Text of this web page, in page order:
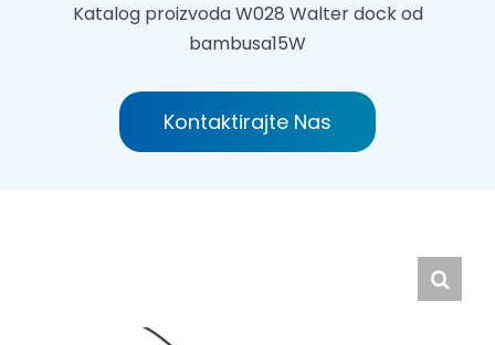
Katalog proizvodaW028 Walter dock od
bambusa15W
Kontaktirajte Nas